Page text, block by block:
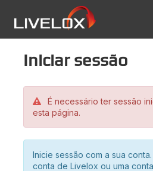
Iniciar sessão
É necessário ter sessão
esta página.
Inicie sessão com a sua
conta de Livelox ou uma